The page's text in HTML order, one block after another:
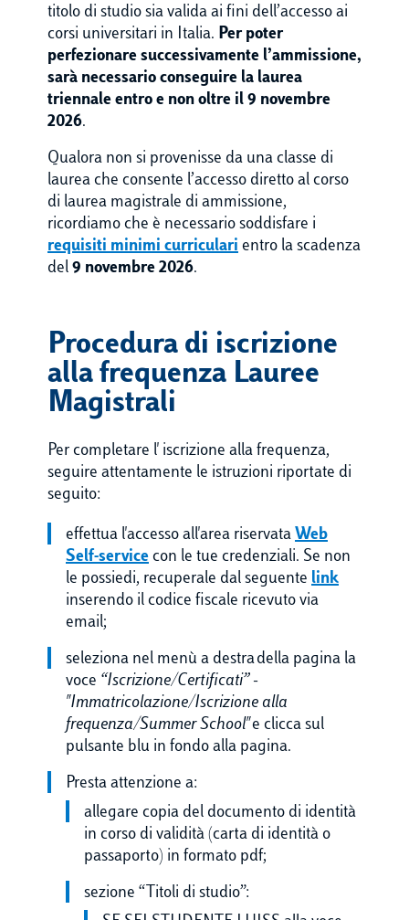
titolo di studio sia valida ai fini dell’accesso ai
corsi universitari in Italia. Per poter
perfezionare successivamente l’ammissione,
sarà necessario conseguire la laurea
triennale entro e non oltre il 9 novembre
2026.
Qualora non si provenisse da una classe di
laurea che consente l’accesso diretto al corso
di laurea magistrale di ammissione,
ricordiamo che è necessario soddisfare i
requisiti minimi curriculari entro la scadenza
del 9 novembre 2026.
Procedura di iscrizione
alla frequenza Lauree
Magistrali
Per completare l' iscrizione alla frequenza,
seguire attentamente le istruzioni riportate di
seguito:
effettua l'accesso all'area riservata Web
Self-service con le tue credenziali. Se non
le possiedi, recuperale dal seguente link
inserendo il codice fiscale ricevuto via
email;
seleziona nel menù a destra della pagina la
voce “Iscrizione/Certificati”-
"Immatricolazione/Iscrizione alla
frequenza/Summer School"e clicca sul
pulsante blu in fondo alla pagina.
Presta attenzione a:
allegare copia del documento di identità
in corso di validità (carta di identità o
passaporto) in formato pdf;
sezione “Titoli di studio”: